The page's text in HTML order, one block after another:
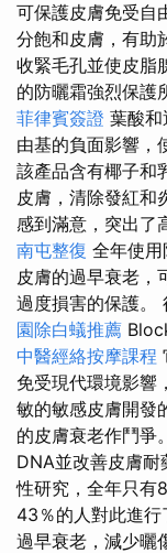
可保護皮膚免受自
分飽和皮膚，有助
收緊毛孔並使皮脂
的防曬霜強烈保護
菲律賓簽證 葉酸和
由基的負面影響，
該產品含有椰子和
皮膚，清除發紅和
感到滿意，突出了
南屯整復 全年使用
皮膚的過早衰老，
過度損害的保護
園除白蟻推薦
中醫經絡按摩課程
免受現代環境影響
敏的敏感皮膚開發
的皮膚衰老作鬥爭
DNA並改善皮膚耐
性研究，全年只有
43％的人對此進
過早衰老，減少曬